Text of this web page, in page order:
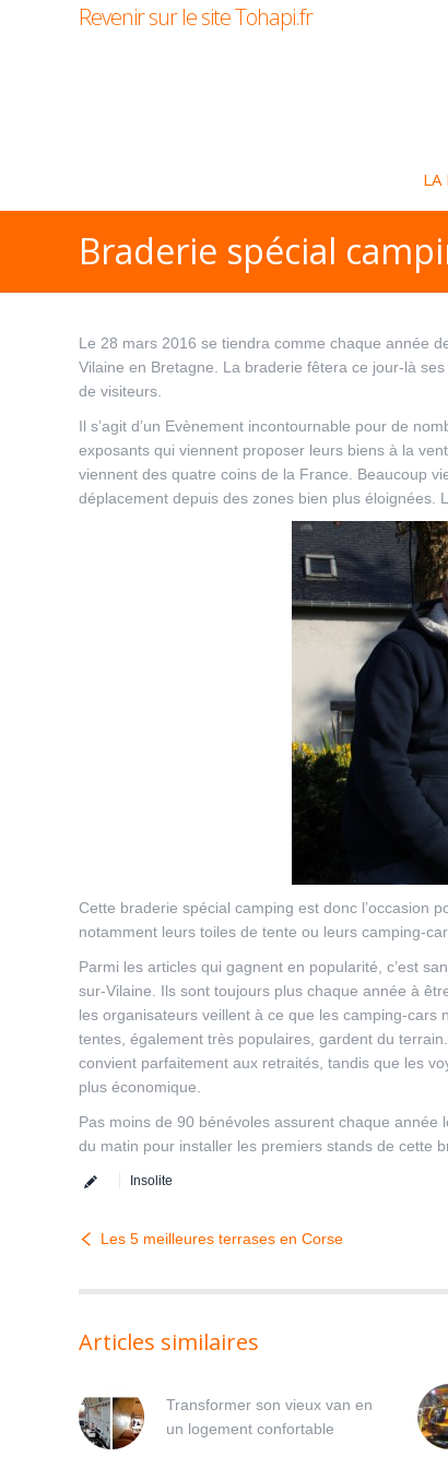
Revenir sur le site Tohapi.fr
LA
Braderie spécial
Le 28 mars 2016 se tiendra comme chaque année
Vilaine en Bretagne. La braderie fêtera ce jour-là
de visiteurs.
Il s’agit d’un Evènement incontournable pour de
exposants qui viennent proposer leurs biens à la
viennent des quatre coins de la France. Beaucoup
déplacement depuis des zones bien plus éloignées.
Cette braderie spécial camping est donc l’occasion
notamment leurs toiles de tente ou leurs camping-
Parmi les articles qui gagnent en popularité, c’est
sur-Vilaine. Ils sont toujours plus chaque année à
les organisateurs veillent à ce que les camping-cars
tentes, également très populaires, gardent du
convient parfaitement aux retraités, tandis que les
plus économique.
Pas moins de 90 bénévoles assurent chaque
du matin pour installer les premiers stands de cette
Insolite
Les 5 meilleures terrases en Corse
Articles similaires
Transformer son vieux van en
un logement confortable